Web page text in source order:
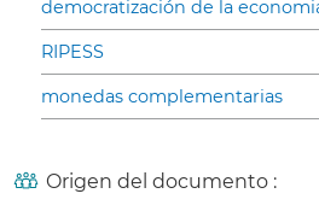
democratización de la
RIPESS
monedas complementarias
Origen del documento :